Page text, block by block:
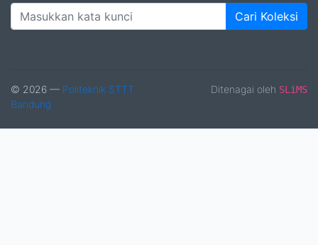
Cari Koleksi
© 2026 — Politeknik STTT
Bandung
Ditenagai oleh SLiMS